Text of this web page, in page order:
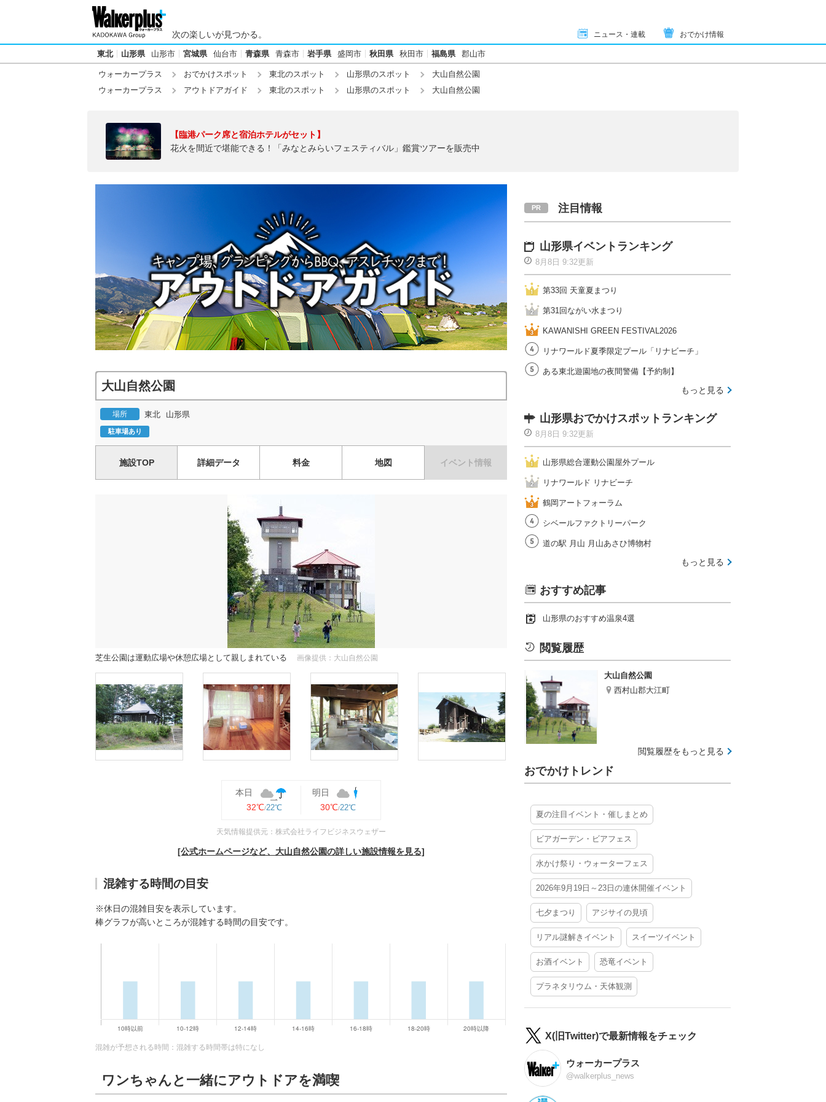
次の楽しいが見つかる。 ニュース・連載 おでかけ情報
東北 山形県 山形市 宮城県 仙台市 青森県 青森市 岩手県 盛岡市 秋田県 秋田市 福島県 郡山市
ウォーカープラス おでかけスポット 東北のスポット 山形県のスポット
大山自然公園
ウォーカープラス
アウトドアガイド 東北のスポット 山形県のスポット 大山自然公園
【臨港パーク席と宿泊ホテルがセット】
花火を間近で堪能できる！「みなとみらいフェスティバル」鑑賞ツアーを販売中
大山自然公園
場所 東北 山形県
駐車場あり
施設TOP 詳細データ 料金 地図 イベント情報
芝生公園は運動広場や休憩広場として親しまれている 画像提供：大山自然公園
本日
32℃ 22℃
明日
30℃ 22℃
天気情報提供元：株式会社ライフビジネスウェザー
[公式ホームページなど、大山自然公園の詳しい施設情報を見る]
混雑する時間の目安
※休日の混雑目安を表示しています。
棒グラフが高いところが混雑する時間の目安です。
混雑が予想される時間：混雑する時間帯は特になし
ワンちゃんと一緒にアウトドアを満喫
注目情報
山形県イベントランキング
8月8日 9:32更新
第33回 天童夏まつり
第31回ながい水まつり
KAWANISHI GREEN FESTIVAL2026
リナワールド夏季限定プール「リナビーチ」
ある東北遊園地の夜間警備【予約制】
もっと見る
山形県おでかけスポットランキング
8月8日 9:32更新
山形県総合運動公園屋外プール
リナワールド リナビーチ
鶴岡アートフォーラム
シベールファクトリーパーク
道の駅 月山 月山あさひ博物村
もっと見る
おすすめ記事
山形県のおすすめ温泉4選
閲覧履歴
大山自然公園
西村山郡大江町
閲覧履歴をもっと見る
おでかけトレンド
夏の注目イベント・催しまとめ
ビアガーデン・ビアフェス
水かけ祭り・ウォーターフェス
2026年9月19日～23日の連休開催イベント
七夕まつり アジサイの見頃
リアル謎解きイベント スイーツイベント
お酒イベント 恐竜イベント
プラネタリウム・天体観測
X(旧Twitter)で最新情報をチェック
ウォーカープラス
@walkerplus_news